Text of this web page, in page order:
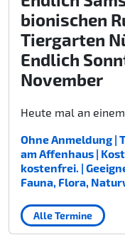
bionischen
Tiergarten
Endlich
November
Heute mal an
Ohne Anmeldung |
am Affenhaus |
kostenfrei. |
Fauna, Flora,
Alle Termine